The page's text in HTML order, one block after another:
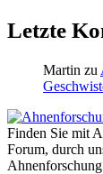
Letzte
Martin zu
Finden Sie mit
Forum, durch